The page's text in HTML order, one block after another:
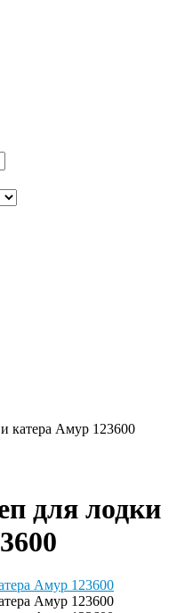
катера Амур 123600
для лодки